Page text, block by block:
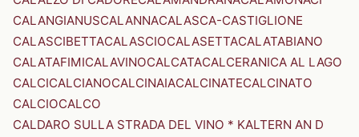
CALANGIANUSCALANNACALASCA-CASTIGLIONE
CALASCIBETTACALASCIOCALASETTACALATABIANO
CALATAFIMICALAVINOCALCATACALCERANICA AL LAGO
CALCICALCIANOCALCINAIACALCINATECALCINATO
CALCIOCALCO
CALDARO SULLA STRADA DEL VINO * KALTERN AN D